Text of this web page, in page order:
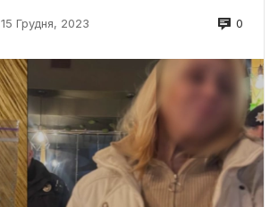
15 Грудня, 2023 0